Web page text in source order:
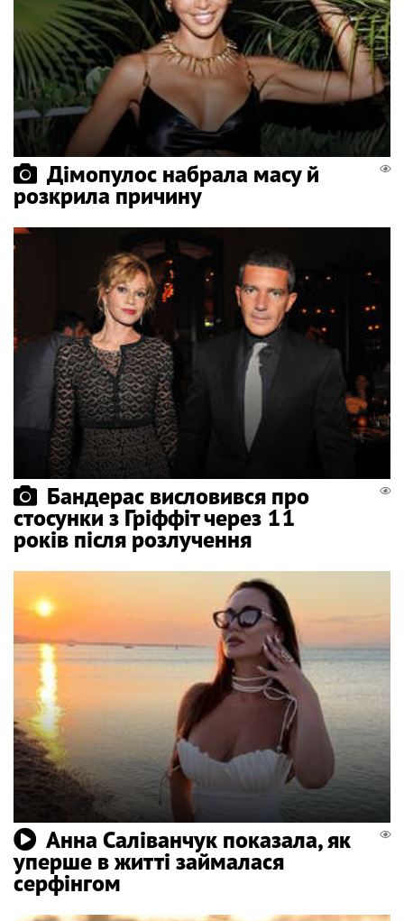
Дімопулос набрала масу й
розкрила причину
Бандерас висловився про
стосунки з Гріффіт через 11
років після розлучення
Анна Саліванчук показала, як
уперше в житті займалася
серфінгом